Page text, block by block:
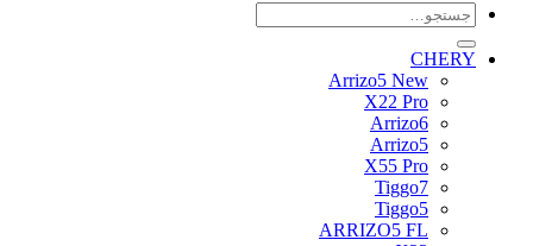
جستجو
CHERY
Arrizo5 New
X22 Pro
Arrizo6
Arrizo5
X55 Pro
Tiggo7
Tiggo5
ARRIZO5 FL